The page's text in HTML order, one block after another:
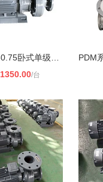
1350.00/台